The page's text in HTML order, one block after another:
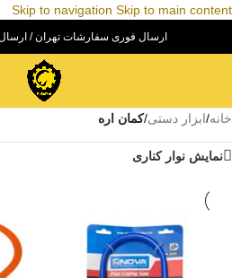
Skip to navigation Skip to main content
ارسال فوری سفارشات تهران /
خانه/ابزار دستی/کمان اره
نمایش نوار کناری